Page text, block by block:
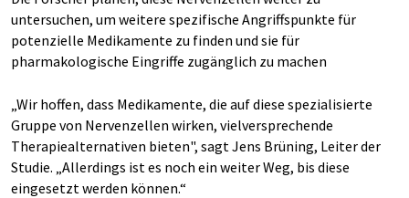
untersuchen, um weitere spezifische Angriffspunkte für
potenzielle Medikamente zu finden und sie für
pharmakologische Eingriffe zugänglich zu machen
„Wir hoffen, dass Medikamente, die auf diese spezialisierte
Gruppe von Nervenzellen wirken, vielversprechende
Therapiealternativen bieten", sagt Jens Brüning, Leiter der
Studie. „Allerdings ist es noch ein weiter Weg, bis diese
eingesetzt werden können.“